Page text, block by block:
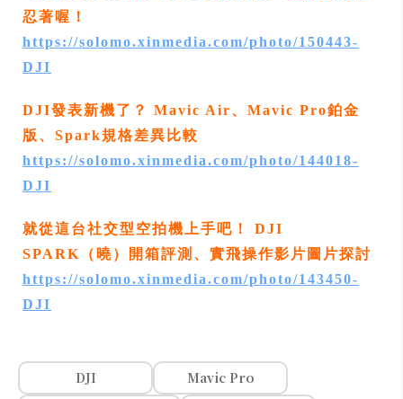
忍著喔！
https://solomo.xinmedia.com/photo/150443-
DJI
DJI發表新機了？ Mavic Air、Mavic Pro鉑金
版、Spark規格差異比較
https://solomo.xinmedia.com/photo/144018-
DJI
就從這台社交型空拍機上手吧！ DJI
SPARK（曉）開箱評測、實飛操作影片圖片探討
https://solomo.xinmedia.com/photo/143450-
DJI
DJI
Mavic Pro